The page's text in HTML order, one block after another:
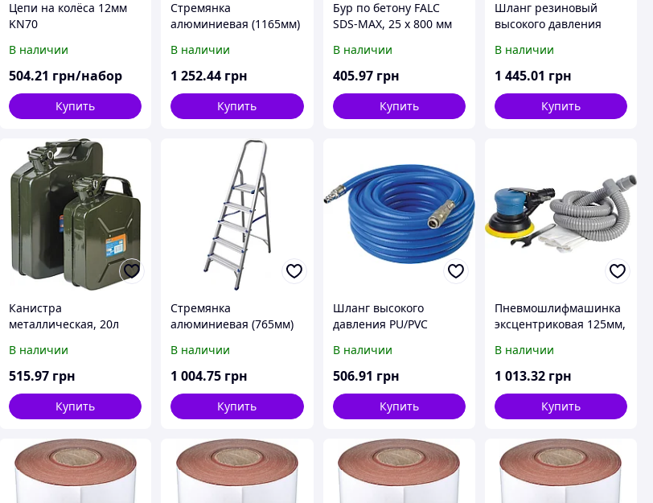
Цепи на колёса 12мм
KN70
В наличии
504.21 грн/набор
Купить
Стремянка
алюминиевая (1165мм)
В наличии
1 252.44 грн
Купить
Бур по бетону FALC
SDS-MAX, 25 х 800 мм
В наличии
405.97 грн
Купить
Шланг резиновый
высокого давления
8х15мм, 50м
В наличии
1 445.01 грн
Купить
Канистра
металлическая, 20л
В наличии
515.97 грн
Купить
Стремянка
алюминиевая (765мм)
В наличии
1 004.75 грн
Купить
Шланг высокого
давления PU/PVC
9,5х16мм 20м
В наличии
506.91 грн
Купить
Пневмошлифмашинка
эксцентриковая 125мм,
пылесборником)
В наличии
1 013.32 грн
Купить